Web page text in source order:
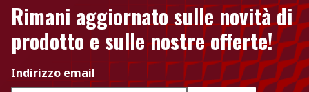
Rimani aggiornato sulle novità di
prodotto e sulle nostre offerte!
Indirizzo email